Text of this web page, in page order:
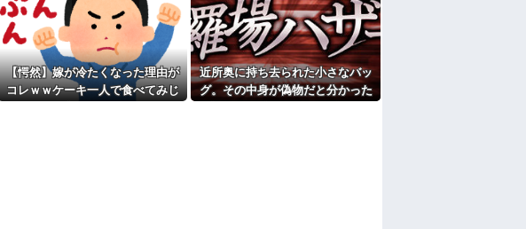
50代女性、京大病院で脳腫瘍手術→“腫瘍の無い部位”を摘出 2度
ない」と出るも続行、脳幹損傷で“植物状態”に
接で号泣しながら「ここもダメだったらもう食べていけないんで
してた人がいた
成り立ちを調べてみたよ
【愕然】嫁が冷たくなった理由が
コレｗｗケーキ一人で食べてみじ
近所奥に持ち去られた小さなバッ
グ。その中身が偽物だと分かった